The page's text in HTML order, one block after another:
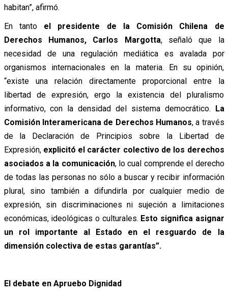
habitan”, afirmó.
En tanto el presidente de la Comisión Chilena de
Derechos Humanos, Carlos Margotta, señaló que la
necesidad de una regulación mediática es avalada por
organismos internacionales en la materia. En su opinión,
“existe una relación directamente proporcional entre la
libertad de expresión, ergo la existencia del pluralismo
informativo, con la densidad del sistema democrático. La
Comisión Interamericana de Derechos Humanos, a través
de la Declaración de Principios sobre la Libertad de
Expresión, explicitó el carácter colectivo de los derechos
asociados a la comunicación, lo cual comprende el derecho
de todas las personas no sólo a buscar y recibir información
plural, sino también a difundirla por cualquier medio de
expresión, sin discriminaciones ni sujeción a limitaciones
económicas, ideológicas o culturales. Esto significa asignar
un rol importante al Estado en el resguardo de la
dimensión colectiva de estas garantías”.
El debate en Apruebo Dignidad